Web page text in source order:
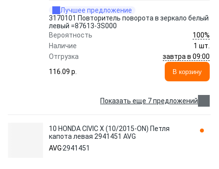
Лучшее предложение
3170101 Повторитель поворота в зеркало белый
левый =87613-3S000
Вероятность
100%
Наличие
1 шт.
Отгрузка
завтра в 09:00
116.09 p.
В корзину
Показать еще 7 предложений
10 HONDA CIVIC X (10/2015-ON) Петля
капота левая 2941451 AVG
AVG 2941451